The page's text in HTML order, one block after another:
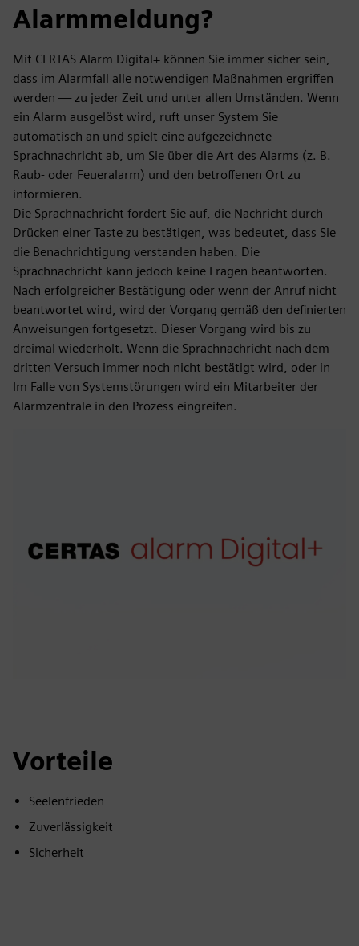
Alarmmeldung?
Mit CERTAS Alarm Digital+ können Sie immer sicher sein,
dass im Alarmfall alle notwendigen Maßnahmen ergriffen
werden — zu jeder Zeit und unter allen Umständen. Wenn
ein Alarm ausgelöst wird, ruft unser System Sie
automatisch an und spielt eine aufgezeichnete
Sprachnachricht ab, um Sie über die Art des Alarms (z. B.
Raub- oder Feueralarm) und den betroffenen Ort zu
informieren.
Die Sprachnachricht fordert Sie auf, die Nachricht durch
Drücken einer Taste zu bestätigen, was bedeutet, dass Sie
die Benachrichtigung verstanden haben. Die
Sprachnachricht kann jedoch keine Fragen beantworten.
Nach erfolgreicher Bestätigung oder wenn der Anruf nicht
beantwortet wird, wird der Vorgang gemäß den definierten
Anweisungen fortgesetzt. Dieser Vorgang wird bis zu
dreimal wiederholt. Wenn die Sprachnachricht nach dem
dritten Versuch immer noch nicht bestätigt wird, oder in
Im Falle von Systemstörungen wird ein Mitarbeiter der
Alarmzentrale in den Prozess eingreifen.
Vorteile
Seelenfrieden
Zuverlässigkeit
Sicherheit